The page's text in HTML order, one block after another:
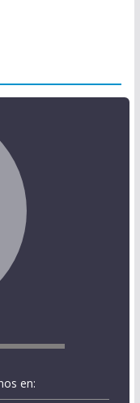
en: